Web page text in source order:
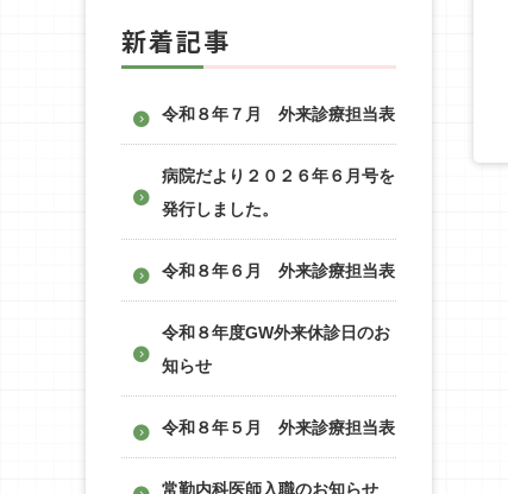
新着記事
令和８年７月 外来診療担当表
病院だより２０２６年６月号を
発行しました。
令和８年６月 外来診療担当表
令和８年度GW外来休診日のお
知らせ
令和８年５月 外来診療担当表
常勤内科医師入職のお知らせ